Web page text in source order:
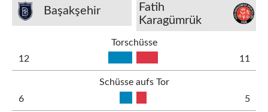
Başakşehir
Fatih
Karagümrük
Torschüsse
12
11
Schüsse aufs Tor
6
5